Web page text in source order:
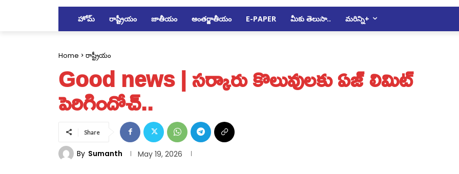
హోమ్ రాష్ట్రీయం జాతీయం అంతర్జాతీయం E-PAPER మీకు తెలుసా.. మరిన్ని+
Home రాష్ట్రీయం
Good news | సర్కారు కొలువులకు ఏజ్ లిమిట్
పెరిగిందోచ్..
Share
By Sumanth May 19, 2026